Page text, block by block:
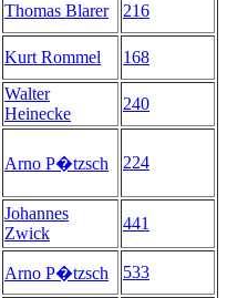
Thomas Blarer
216
Kurt Rommel
168
Walter
Heinecke
240
Arno P�tzsch 224
Johannes
Zwick
441
Arno P�tzsch
533